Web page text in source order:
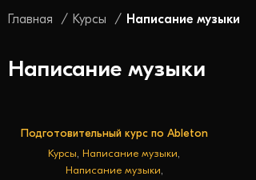
Главная Курсы Написание музыки
Написание музыки
В КОРЗИНУ
Подготовительный курс по Ableton
Курсы, Написание музыки,
Написание музыки,